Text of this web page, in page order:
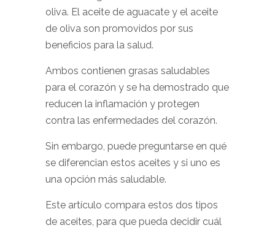
oliva. El aceite de aguacate y el aceite
de oliva son promovidos por sus
beneficios para la salud.
Ambos contienen grasas saludables
para el corazón y se ha demostrado que
reducen la inflamación y protegen
contra las enfermedades del corazón.
Sin embargo, puede preguntarse en qué
se diferencian estos aceites y si uno es
una opción más saludable.
Este artículo compara estos dos tipos
de aceites, para que pueda decidir cuál